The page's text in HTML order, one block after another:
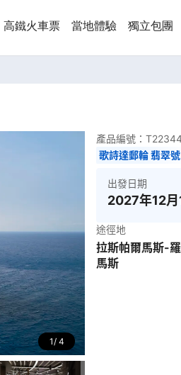
高鐵火車票 當地體驗 獨立包團
1 4
產品編號：
歌詩達郵輪 翡翠號
出發日期
2027年12月
途徑地
拉斯帕爾馬斯-
馬斯